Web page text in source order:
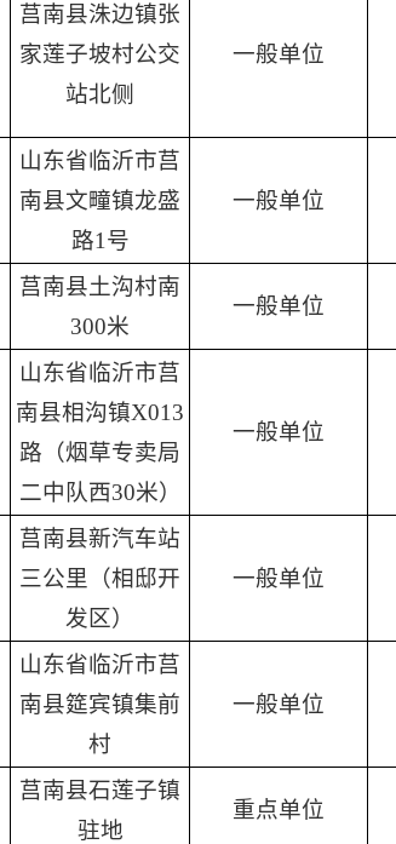
莒南县洙边镇张
家莲子坡村公交
站北侧
一般单位
山东省临沂市莒
南县文疃镇龙盛
路1号
一般单位
莒南县土沟村南
300米
一般单位
山东省临沂市莒
南县相沟镇X013
路（烟草专卖局
二中队西30米）
一般单位
莒南县新汽车站
三公里（相邸开
发区）
一般单位
山东省临沂市莒
南县筵宾镇集前
村
一般单位
莒南县石莲子镇
驻地
重点单位